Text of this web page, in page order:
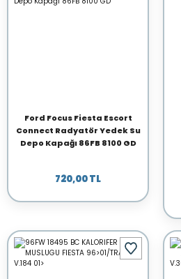
Ford Focus Fiesta Escort
Connect Radyatör Yedek Su
Depo Kapağı 86FB 8100 GD
720,00 TL